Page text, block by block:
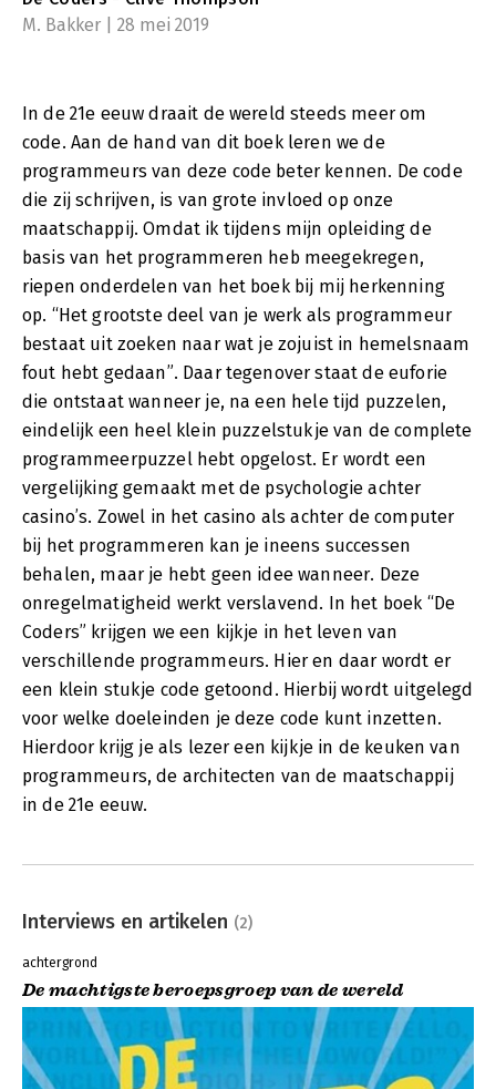
M. Bakker | 28 mei 2019
In de 21e eeuw draait de wereld steeds meer om
code. Aan de hand van dit boek leren we de
programmeurs van deze code beter kennen. De code
die zij schrijven, is van grote invloed op onze
maatschappij. Omdat ik tijdens mijn opleiding de
basis van het programmeren heb meegekregen,
riepen onderdelen van het boek bij mij herkenning
op. “Het grootste deel van je werk als programmeur
bestaat uit zoeken naar wat je zojuist in hemelsnaam
fout hebt gedaan”. Daar tegenover staat de euforie
die ontstaat wanneer je, na een hele tijd puzzelen,
eindelijk een heel klein puzzelstukje van de complete
programmeerpuzzel hebt opgelost. Er wordt een
vergelijking gemaakt met de psychologie achter
casino’s. Zowel in het casino als achter de computer
bij het programmeren kan je ineens successen
behalen, maar je hebt geen idee wanneer. Deze
onregelmatigheid werkt verslavend. In het boek “De
Coders” krijgen we een kijkje in het leven van
verschillende programmeurs. Hier en daar wordt er
een klein stukje code getoond. Hierbij wordt uitgelegd
voor welke doeleinden je deze code kunt inzetten.
Hierdoor krijg je als lezer een kijkje in de keuken van
programmeurs, de architecten van de maatschappij
in de 21e eeuw.
Interviews en artikelen (2)
achtergrond
De machtigste beroepsgroep van de wereld